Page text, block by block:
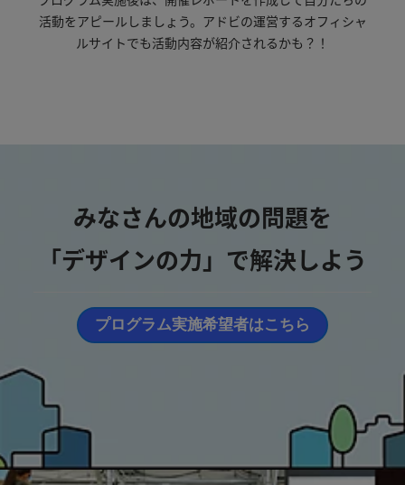
活動をアピールしましょう。アドビの運営するオフィシャ
ルサイトでも活動内容が紹介されるかも？！
みなさんの地域の問題を
「デザインの力」で解決しよう
プログラム実施希望者はこちら